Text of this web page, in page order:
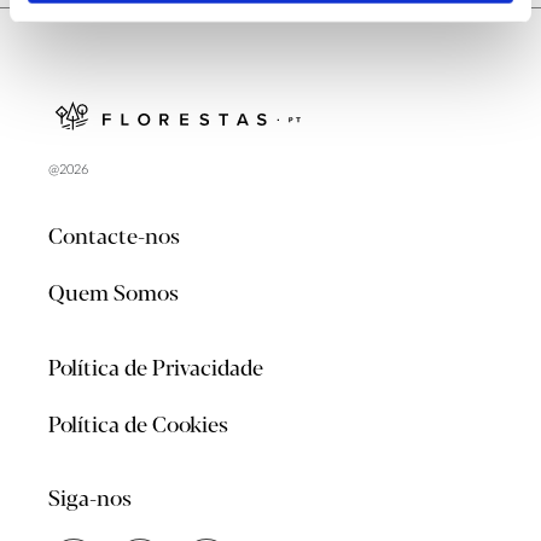
@2026
Contacte-nos
Quem Somos
Política de Privacidade
Política de Cookies
Siga-nos